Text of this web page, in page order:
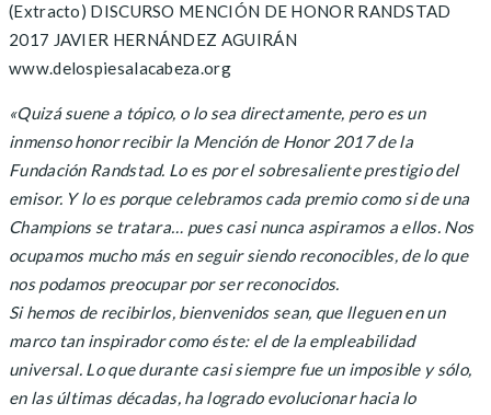
(Extracto) DISCURSO MENCIÓN DE HONOR RANDSTAD
2017 JAVIER HERNÁNDEZ AGUIRÁN
www.delospiesalacabeza.org
«Quizá suene a tópico, o lo sea directamente, pero es un
inmenso honor recibir la Mención de Honor 2017 de la
Fundación Randstad. Lo es por el sobresaliente prestigio del
emisor. Y lo es porque celebramos cada premio como si de una
Champions se tratara… pues casi nunca aspiramos a ellos. Nos
ocupamos mucho más en seguir siendo reconocibles, de lo que
nos podamos preocupar por ser reconocidos.
Si hemos de recibirlos, bienvenidos sean, que lleguen en un
marco tan inspirador como éste: el de la empleabilidad
universal. Lo que durante casi siempre fue un imposible y sólo,
en las últimas décadas, ha logrado evolucionar hacia lo